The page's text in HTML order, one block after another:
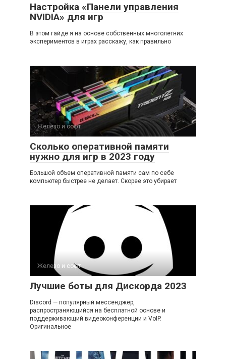
Настройка «Панели управления
NVIDIA» для игр
В этом гайде я на основе собственных многолетних
экспериментов в играх расскажу, как правильно
Железо и софт
Сколько оперативной памяти
нужно для игр в 2023 году
Большой объем оперативной памяти сам по себе
компьютер быстрее не делает. Скорее это убирает
Железо и софт
Лучшие боты для Дискорда 2023
Discord — популярный мессенджер,
распространяющийся на бесплатной основе и
поддерживающий видеоконференции и VoIP.
Оригинальное